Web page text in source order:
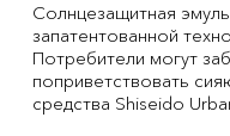
Солнцезащитная
запатентованной
Потребители могут
поприветствовать
средства Shiseido